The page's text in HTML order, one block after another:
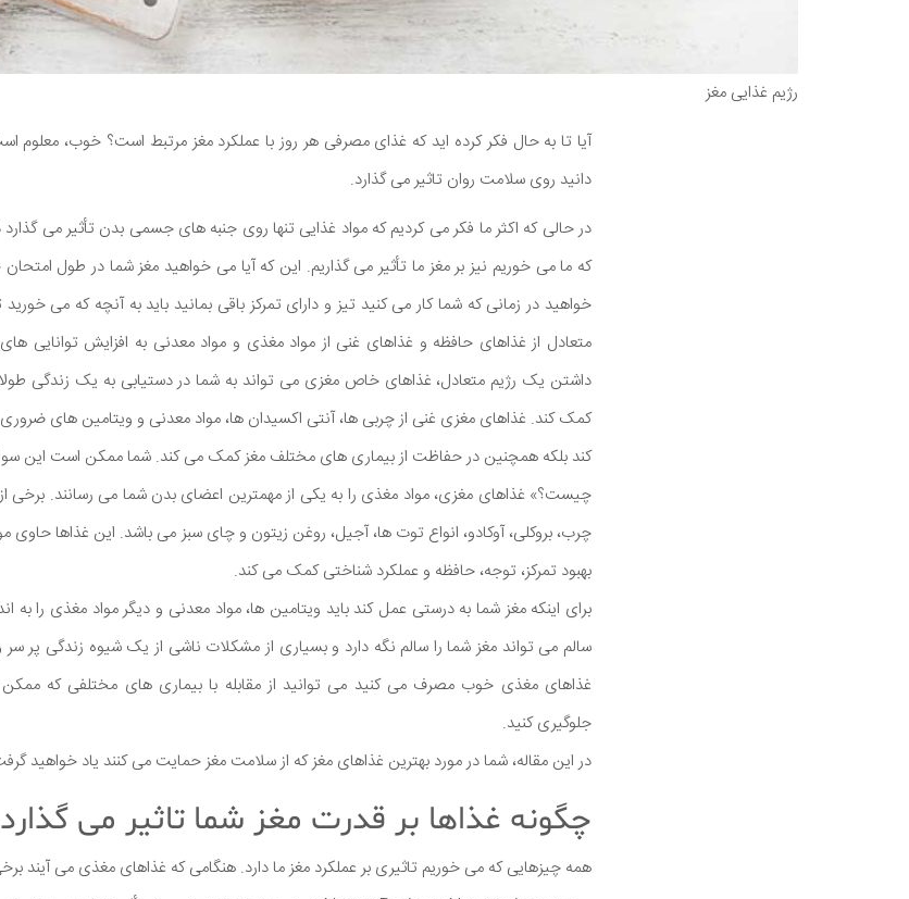
رژیم غذایی مغز
آیا تا به حال فکر کرده اید که غذای مصرفی هر روز با عملکرد مغز مرتبط است؟ خوب، معلوم
دانید روی سلامت روان تاثیر می گذارد.
در حالی که اکثر ما فکر می کردیم که مواد غذایی تنها روی جنبه های جسمی بدن تأثیر می
که ما می خوریم نیز بر مغز ما تأثیر می گذاریم. این که آیا می خواهید مغز شما در طول
خواهید در زمانی که شما کار می کنید تیز و دارای تمرکز باقی بمانید باید به آنچه که می
متعادل از غذاهای حافظه و غذاهای غنی از مواد مغذی و مواد معدنی به افزایش توانایی
داشتن یک رژیم متعادل، غذاهای خاص مغزی می تواند به شما در دستیابی به یک زندگی
کمک کند. غذاهای مغزی غنی از چربی ها، آنتی اکسیدان ها، مواد معدنی و ویتامین های ضروری
کند بلکه همچنین در حفاظت از بیماری های مختلف مغز کمک می کند. شما ممکن است این
چیست؟» غذاهای مغزی، مواد مغذی را به یکی از مهمترین اعضای بدن شما می رسانند. برخی
چرب، بروکلی، آوکادو، انواع توت ها، آجیل، روغن زیتون و چای سبز می باشد. این غذاها
بهبود تمرکز، توجه، حافظه و عملکرد شناختی کمک می کند.
برای اینکه مغز شما به درستی عمل کند باید ویتامین ها، مواد معدنی و دیگر مواد مغذی را به
سالم می تواند مغز شما را سالم نگه دارد و بسیاری از مشکلات ناشی از یک شیوه زندگی پر
غذاهای مغذی خوب مصرف می کنید می توانید از مقابله با بیماری های مختلفی که ممکن
جلوگیری کنید.
در این مقاله، شما در مورد بهترین غذاهای مغز که از سلامت مغز حمایت می کنند یاد خواهید
چگونه غذاها بر قدرت مغز شما تاثیر می گذارد
همه چیزهایی که می خوریم تاثیری بر عملکرد مغز ما دارد. هنگامی که غذاهای مغذی می آیند